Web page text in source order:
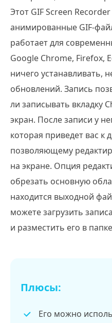
Этот GIF Screen
анимированные GIF-
работает для
Google Chrome, Firefox,
ничего устанавливать,
обновлений. Запись
ли записывать вкладку
экран. После записи у
которая приведет вас к
позволяющему
на экране. Опция
обрезать основную
находится выходной
можете загрузить
и разместить его в
Плюсы:
Его можно